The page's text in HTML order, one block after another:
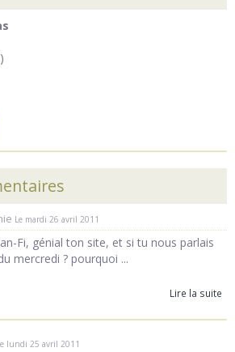
Le mardi 26 avril 2011
Fi, génial ton site, et si tu nous parlais
mercredi ? pourquoi ...
Lire la suite
lundi 25 avril 2011